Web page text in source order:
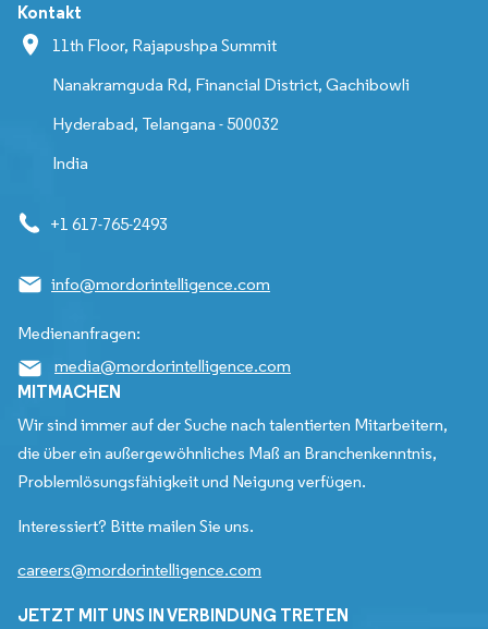
Kontakt
11th Floor, Rajapushpa Summit
Nanakramguda Rd, Financial District, Gachibowli
Hyderabad, Telangana - 500032
India
+1 617-765-2493
info@mordorintelligence.com
Medienanfragen:
media@mordorintelligence.com
MITMACHEN
Wir sind immer auf der Suche nach talentierten Mitarbeitern,
die über ein außergewöhnliches Maß an Branchenkenntnis,
Problemlösungsfähigkeit und Neigung verfügen.
Interessiert? Bitte mailen Sie uns.
careers@mordorintelligence.com
JETZT MIT UNS IN VERBINDUNG TRETEN